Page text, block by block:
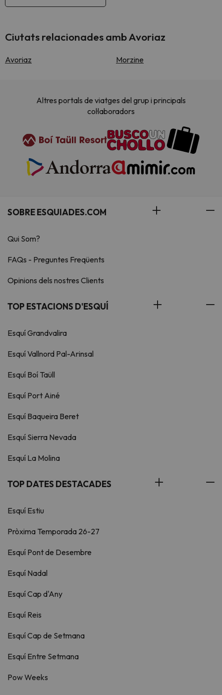
Ciutats relacionades amb Avoriaz
Avoriaz Morzine
Altres portals de viatges del grup i principals
col·laboradors
SOBRE ESQUIADES.COM
Qui Som?
FAQs - Preguntes Freqüents
Opinions dels nostres Clients
TOP ESTACIONS D'ESQUÍ
Esquí Grandvalira
Esquí Vallnord Pal-Arinsal
Esquí Boí Taüll
Esquí Port Ainé
Esquí Baqueira Beret
Esquí Sierra Nevada
Esquí La Molina
TOP DATES DESTACADES
Esquí Estiu
Pròxima Temporada 26-27
Esquí Pont de Desembre
Esquí Nadal
Esquí Cap d'Any
Esquí Reis
Esquí Cap de Setmana
Esquí Entre Setmana
Pow Weeks